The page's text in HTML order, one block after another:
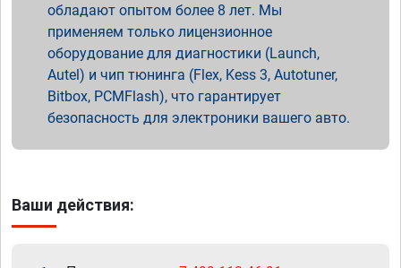
обладают опытом более 8 лет. Мы
применяем только лицензионное
оборудование для диагностики (Launch,
Autel) и чип тюнинга (Flex, Kess 3, Autotuner,
Bitbox, PCMFlash), что гарантирует
безопасность для электроники вашего авто.
Ваши действия: